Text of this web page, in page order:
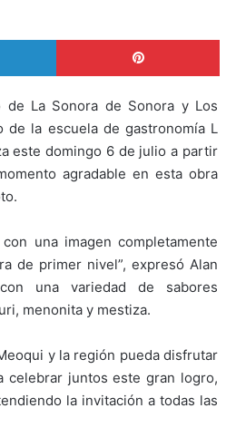
LinkedIn
La Sonora de Sonora y Los
de la escuela de gastronomía L
este domingo 6 de julio a partir
agradable en esta obra
una imagen completamente
de primer nivel”, expresó Alan
una variedad de sabores
menonita y mestiza.
y la región pueda disfrutar
celebrar juntos este gran logro,
la invitación a todas las